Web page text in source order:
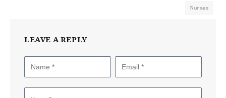
Nurses
LEAVE A REPLY